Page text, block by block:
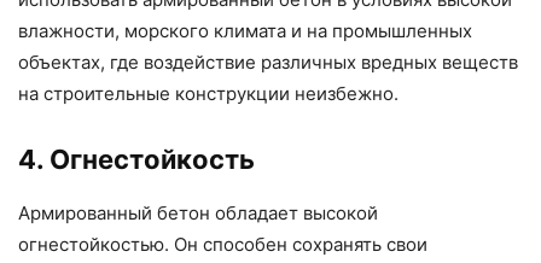
влажности, морского климата и на промышленных
объектах, где воздействие различных вредных веществ
на строительные конструкции неизбежно.
4. Огнестойкость
Армированный бетон обладает высокой
огнестойкостью. Он способен сохранять свои